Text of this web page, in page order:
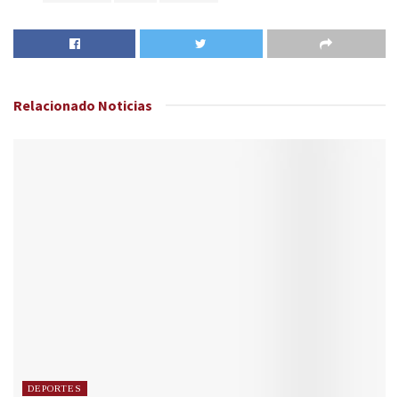
Relacionado Noticias
DEPORTES